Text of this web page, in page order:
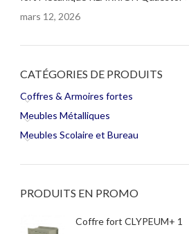
mars 12, 2026
CATÉGORIES DE PRODUITS
Coffres & Armoires fortes
Meubles Métalliques
Meubles Scolaire et Bureau
PRODUITS EN PROMO
Coffre fort CLYPEUM+ 1